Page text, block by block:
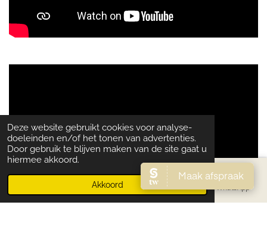
Deze website gebruikt cookies voor analyse-
doeleinden en/of het tonen van advertenties.
Door gebruik te blijven maken van de site gaat u
hiermee akkoord.
Akkoord
Telefoonnummer Instagram